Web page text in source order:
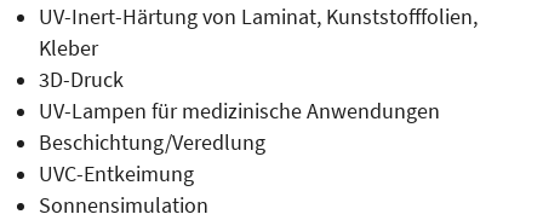
UV-Inert-Härtung von Laminat, Kunststofffolien,
Kleber
3D-Druck
UV-Lampen für medizinische Anwendungen
Beschichtung/Veredlung
UVC-Entkeimung
Sonnensimulation